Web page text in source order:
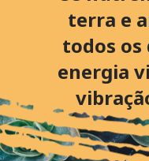
terra e
todos os
energia